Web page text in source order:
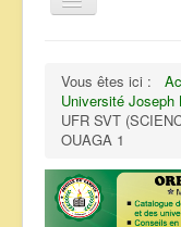
la
REPERTOIRE
QUI SOMMES
NOS SERVICES
FAQ
Vous êtes ici :
Université Joseph
UFR SVT
OUAGA 1